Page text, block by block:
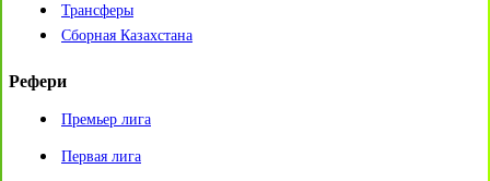
Трансферы
Сборная Казахстана
Рефери
Премьер лига
Первая лига